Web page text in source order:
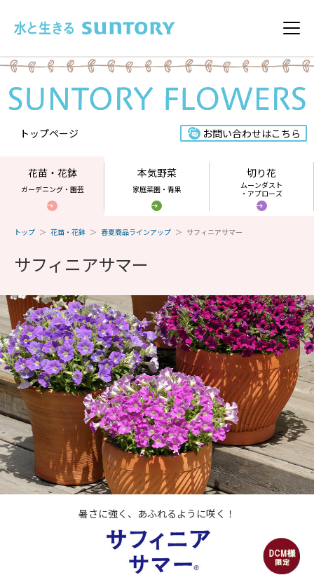
メ
トップページ お問い合わせはこちら
花苗・花鉢
ガーデニング・園芸
本気野菜
家庭菜園・青果
切り花
ムーンダスト
・アプローズ
トップ 花苗・花鉢 春夏商品ラインアップ サフィニアサマー
サフィニアサマー
暑さに強く、あふれるように咲く！